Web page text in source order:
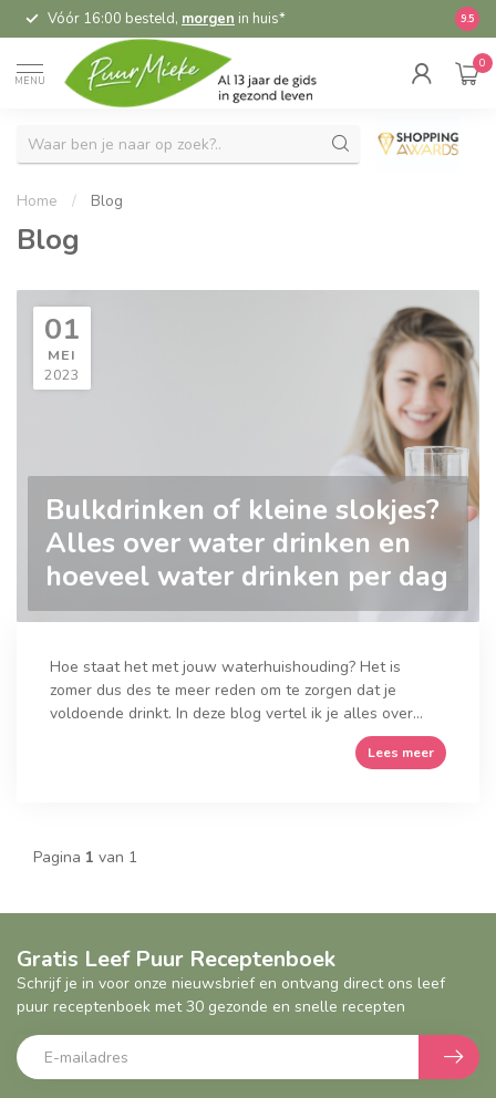
Vóór 16:00 besteld, morgen in huis* 9.5
MENU
0
Home / Blog
Blog
01
MEI
2023
Bulkdrinken of kleine slokjes?
Alles over water drinken en
hoeveel water drinken per dag
Hoe staat het met jouw waterhuishouding? Het is
zomer dus des te meer reden om te zorgen dat je
voldoende drinkt. In deze blog vertel ik je alles over...
Lees meer
Pagina 1 van 1
Gratis Leef Puur Receptenboek
Schrijf je in voor onze nieuwsbrief en ontvang direct ons leef
puur receptenboek met 30 gezonde en snelle recepten